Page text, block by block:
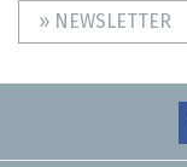
» NEWSLETTER